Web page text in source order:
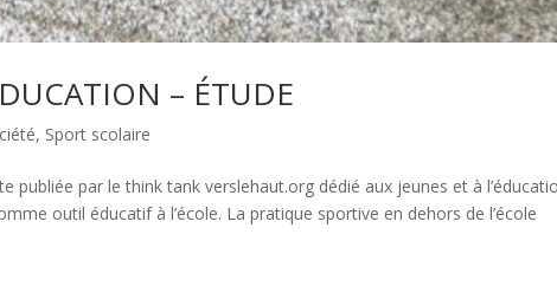
– ÉTUDE
, Sport scolaire
publiée par le think tank verslehaut.org dédié aux jeunes et à
outil éducatif à l’école. La pratique sportive en dehors de l’école